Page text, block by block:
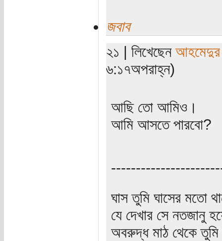
জবাব
২১ | লিখেছেন আহমেদুর
৬:১৭অপরাহ্ন)
আছি তো আমিও।
আমি আসতে পারবো?
ঘাস তুমি ঘাসের মতো
যে দেখার সে নতজানু
অবরুদ্ধ মাঠ থেকে তুমি